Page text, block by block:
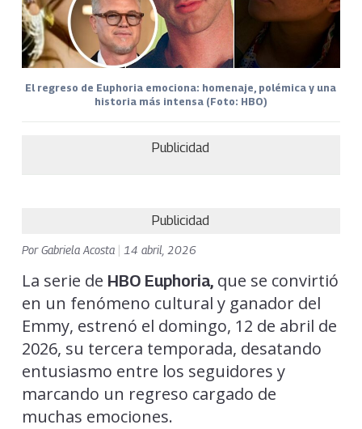
El regreso de Euphoria emociona: homenaje, polémica y una
historia más intensa (Foto: HBO)
Publicidad
Publicidad
PorGabriela Acosta 14 abril, 2026
La serie de HBO Euphoria,que se convirtió
en un fenómeno cultural y ganador del
Emmy, estrenó el domingo, 12 de abril de
2026, su tercera temporada, desatando
entusiasmo entre los seguidores y
marcando un regreso cargado de
muchas emociones.